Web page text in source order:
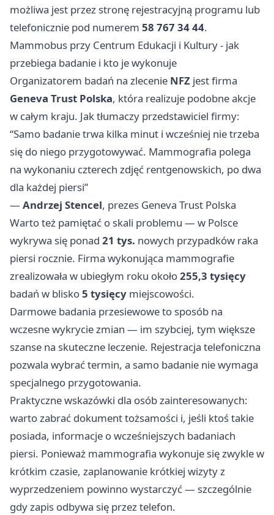
możliwa jest przez stronę rejestracyjną programu lub
telefonicznie pod numerem 58 767 34 44.
Mammobus przy Centrum Edukacji i Kultury - jak
przebiega badanie i kto je wykonuje
Organizatorem badań na zlecenie NFZ jest firma
Geneva Trust Polska, która realizuje podobne akcje
w całym kraju. Jak tłumaczy przedstawiciel firmy:
“Samo badanie trwa kilka minut i wcześniej nie trzeba
się do niego przygotowywać. Mammografia polega
na wykonaniu czterech zdjęć rentgenowskich, po dwa
dla każdej piersi”
— Andrzej Stencel, prezes Geneva Trust Polska
Warto też pamiętać o skali problemu — w Polsce
wykrywa się ponad 21 tys. nowych przypadków raka
piersi rocznie. Firma wykonująca mammografie
zrealizowała w ubiegłym roku około255,3 tysięcy
badań w blisko5 tysięcy miejscowości.
Darmowe badania przesiewowe to sposób na
wczesne wykrycie zmian — im szybciej, tym większe
szanse na skuteczne leczenie. Rejestracja telefoniczna
pozwala wybrać termin, a samo badanie nie wymaga
specjalnego przygotowania.
Praktyczne wskazówki dla osób zainteresowanych:
warto zabrać dokument tożsamości i, jeśli ktoś takie
posiada, informacje o wcześniejszych badaniach
piersi. Ponieważ mammografia wykonuje się zwykle w
krótkim czasie, zaplanowanie krótkiej wizyty z
wyprzedzeniem powinno wystarczyć — szczególnie
gdy zapis odbywa się przez telefon.